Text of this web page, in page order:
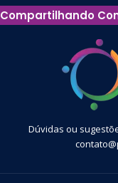
Compartilhando
Dúvidas ou